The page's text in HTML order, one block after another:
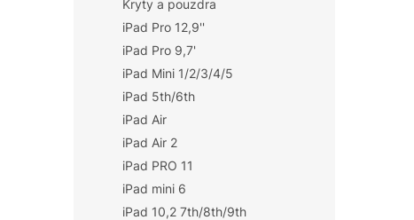
Kryty a pouzdra
iPad Pro 12,9''
iPad Pro 9,7'
iPad Mini 1/2/3/4/5
iPad 5th/6th
iPad Air
iPad Air 2
iPad PRO 11
iPad mini 6
iPad 10,2 7th/8th/9th